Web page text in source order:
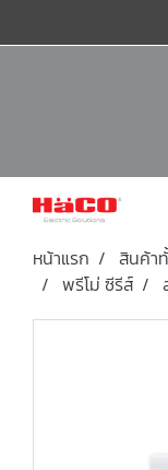
หน้าแรก สินค้า
พรีโม่ ซีรีส์